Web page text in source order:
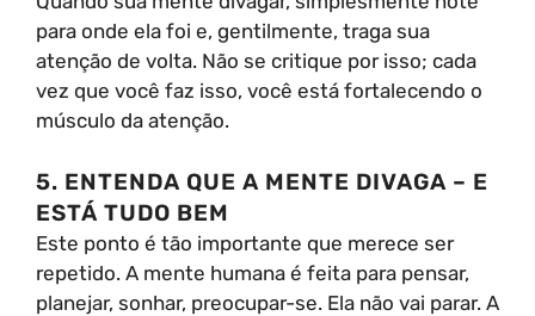
para onde ela foi e, gentilmente, traga sua
atenção de volta. Não se critique por isso; cada
vez que você faz isso, você está fortalecendo o
músculo da atenção.
5. ENTENDA QUE A MENTE DIVAGA – E
ESTÁ TUDO BEM
Este ponto é tão importante que merece ser
repetido. A mente humana é feita para pensar,
planejar, sonhar, preocupar-se. Ela não vai parar. A